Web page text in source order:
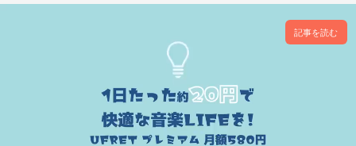
記事を読む